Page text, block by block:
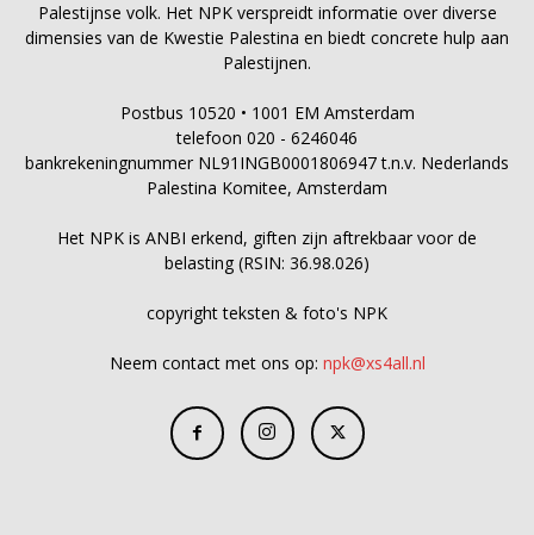
Palestijnse volk. Het NPK verspreidt informatie over diverse
dimensies van de Kwestie Palestina en biedt concrete hulp aan
Palestijnen.
Postbus 10520 • 1001 EM Amsterdam
telefoon 020 - 6246046
bankrekeningnummer NL91INGB0001806947 t.n.v. Nederlands
Palestina Komitee, Amsterdam
Het NPK is ANBI erkend, giften zijn aftrekbaar voor de
belasting (RSIN: 36.98.026)
copyright teksten & foto's NPK
Neem contact met ons op: npk@xs4all.nl